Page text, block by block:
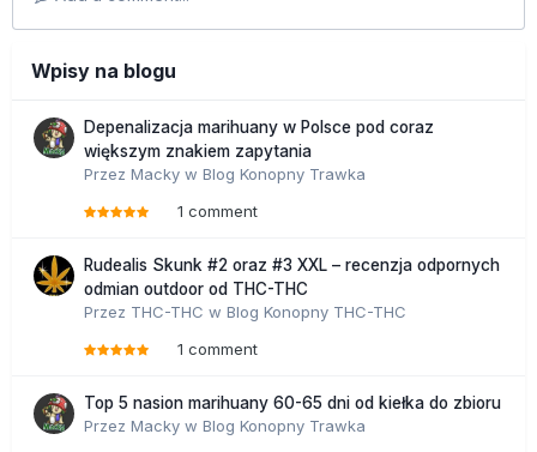
Wpisy na blogu
Depenalizacja marihuany w Polsce pod coraz
większym znakiem zapytania
Przez Macky w Blog Konopny Trawka
1 comment
Rudealis Skunk #2 oraz #3 XXL – recenzja odpornych
odmian outdoor od THC-THC
Przez THC-THC w Blog Konopny THC-THC
1 comment
Top 5 nasion marihuany 60-65 dni od kiełka do zbioru
Przez Macky w Blog Konopny Trawka